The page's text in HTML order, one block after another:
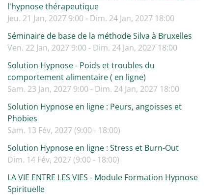
l'hypnose thérapeutique
Jeu. 21 Jan, 2027 9:00 - Dim. 24 Jan, 2027 18:00
Séminaire de base de la méthode Silva à Bruxelles
Ven. 22 Jan, 2027 9:00 - Dim. 24 Jan, 2027 18:00
Solution Hypnose - Poids et troubles du
comportement alimentaire ( en ligne)
Sam. 23 Jan, 2027 9:00 - Dim. 24 Jan, 2027 18:00
Solution Hypnose en ligne : Peurs, angoisses et
Phobies
Sam. 13 Fév, 2027 (9:00 - 18:00)
Solution Hypnose en ligne : Stress et Burn-Out
Dim. 14 Fév, 2027 (9:00 - 18:00)
LA VIE ENTRE LES VIES - Module Formation Hypnose
Spirituelle